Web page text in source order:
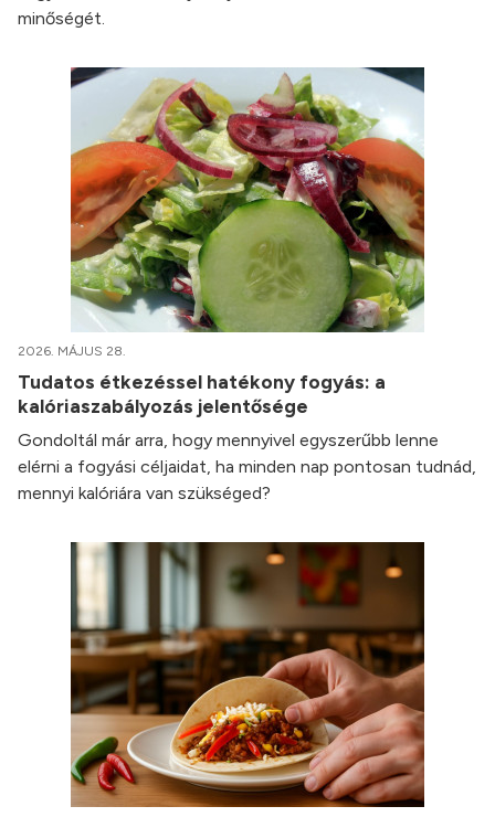
minőségét.
2026. MÁJUS 28.
Tudatos étkezéssel hatékony fogyás: a
kalóriaszabályozás jelentősége
Gondoltál már arra, hogy mennyivel egyszerűbb lenne
elérni a fogyási céljaidat, ha minden nap pontosan tudnád,
mennyi kalóriára van szükséged?